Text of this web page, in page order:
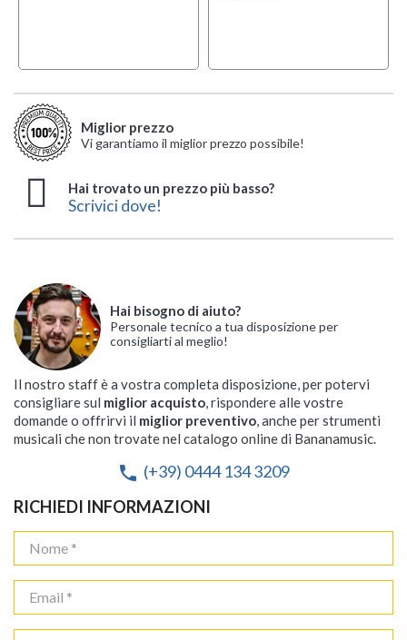
Miglior prezzo
Vi garantiamo il miglior prezzo possibile!
Hai trovato un prezzo più basso?
Scrivici dove!
Hai bisogno di aiuto?
Personale tecnico a tua disposizione per
consigliarti al meglio!
Il nostro staff è a vostra completa disposizione, per potervi
consigliare sul miglior acquisto, rispondere alle vostre
domande o offrirvi il miglior preventivo, anche per strumenti
musicali che non trovate nel catalogo online di Bananamusic.
phone (+39) 0444 134 3209
RICHIEDI INFORMAZIONI